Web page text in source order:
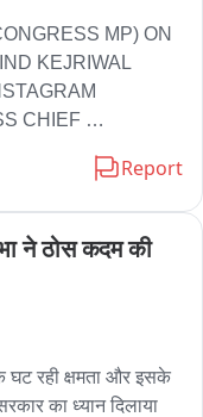
MP) ON
KEJRIWAL
CHIEF
IN PUNJAB Report
ने ठोस कदम की
घट रही क्षमता और इसके
का ध्यान दिलाया